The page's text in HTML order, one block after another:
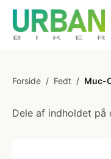
Forside / Fedt / Muc-
Dele af indholdet